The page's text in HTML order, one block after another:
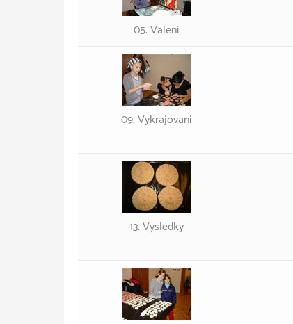
05. Valeni
09. Vykrajovani
13. Vysledky